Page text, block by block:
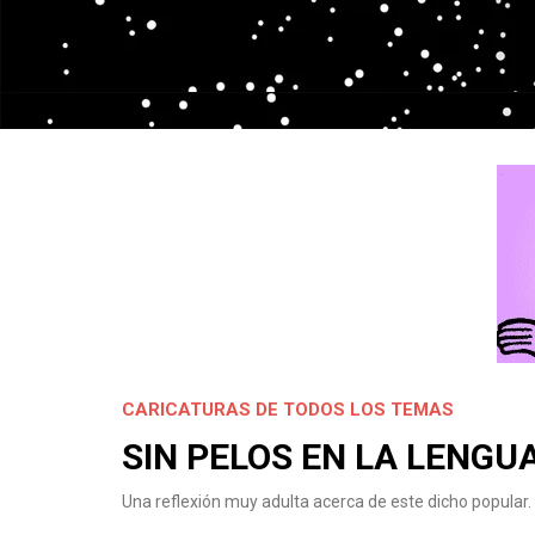
CARICATURAS DE TODOS LOS TEMAS
SIN PELOS EN LA
Una reflexión muy adulta acerca de este dicho popular.